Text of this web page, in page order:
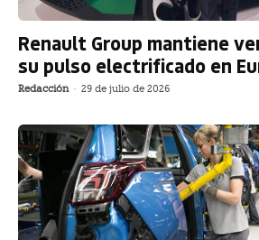
Renault Group mantiene
su pulso electrificado en
Redacción - 29 de julio de 2026